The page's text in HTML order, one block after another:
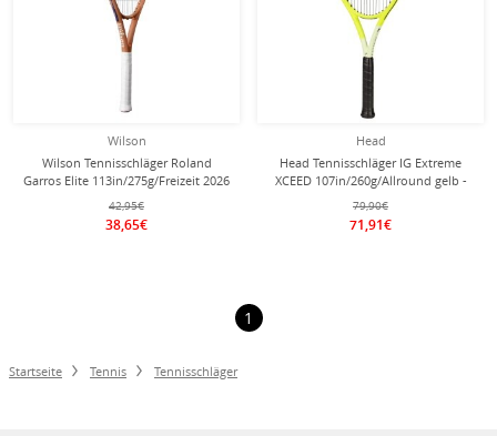
Wilson
Wilson Tennisschläger Roland
Garros Elite 113in/275g/Freizeit 2026
navyblau/braun - besaitet -
42,95€
38,65€
Head
Head Tennisschläger IG Extreme
XCEED 107in/260g/Allround gelb -
besaitet -
79,90€
71,91€
1
Startseite Tennis Tennisschläger